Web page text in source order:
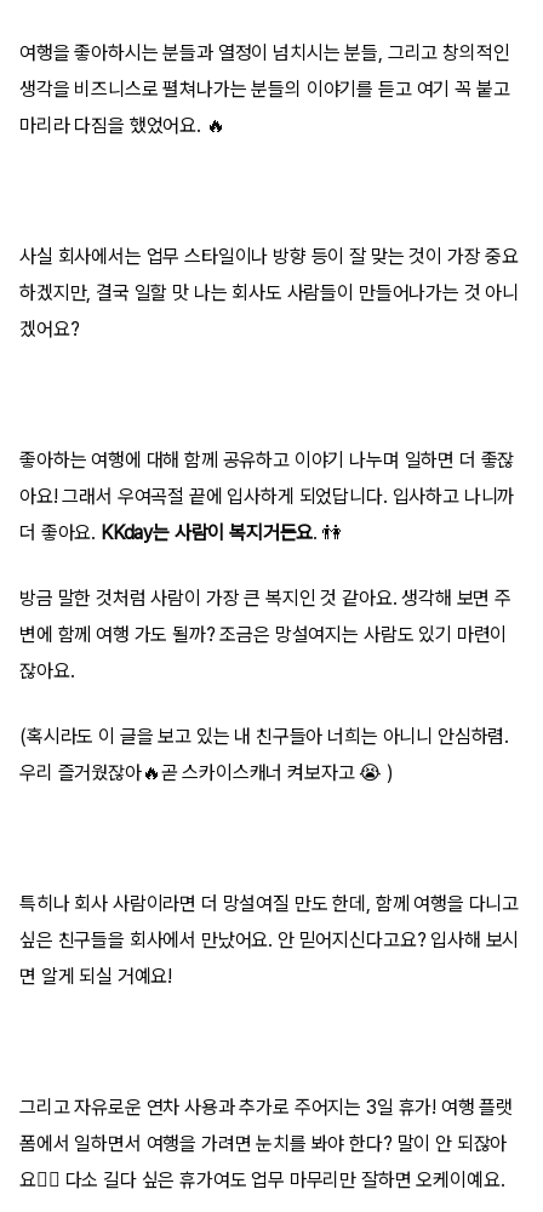
여행을 좋아하시는 분들과 열정이 넘치시는 분들, 그리고창의적인
생각을 비즈니스로 펼쳐나가는 분들의 이야기를 듣고 여기 꼭 붙고
마리라 다짐을 했었어요. 🔥
사실 회사에서는 업무 스타일이나 방향 등이 잘 맞는 것이 가장 중요
하겠지만, 결국 일할 맛 나는 회사도 사람들이 만들어나가는 것 아니
겠어요?
좋아하는 여행에 대해 함께 공유하고 이야기 나누며 일하면 더 좋잖
아요! 그래서 우여곡절 끝에 입사하게 되었답니다. 입사하고 나니까
더 좋아요. KKday는 사람이 복지거든요. 👫
방금 말한 것처럼 사람이 가장 큰 복지인 것 같아요. 생각해 보면 주
변에 함께 여행 가도 될까? 조금은 망설여지는 사람도 있기 마련이
잖아요.
(혹시라도 이 글을 보고 있는 내 친구들아 너희는 아니니 안심하렴.
우리 즐거웠잖아🔥곧 스카이스캐너 켜보자고 😭 )
특히나 회사 사람이라면 더 망설여질 만도 한데, 함께 여행을 다니고
싶은 친구들을 회사에서 만났어요. 안 믿어지신다고요? 입사해 보시
면 알게 되실 거예요!
그리고자유로운 연차 사용과 추가로 주어지는 3일 휴가! 여행 플랫
폼에서 일하면서 여행을 가려면 눈치를 봐야 한다? 말이 안 되잖아
요🙅‍♀️ 다소 길다 싶은 휴가여도 업무 마무리만 잘하면 오케이예요.